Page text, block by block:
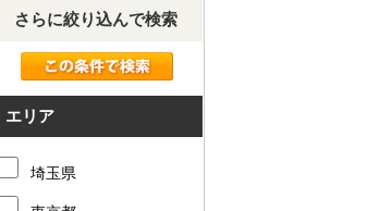
さらに絞り込んで検索
エリア
埼玉県